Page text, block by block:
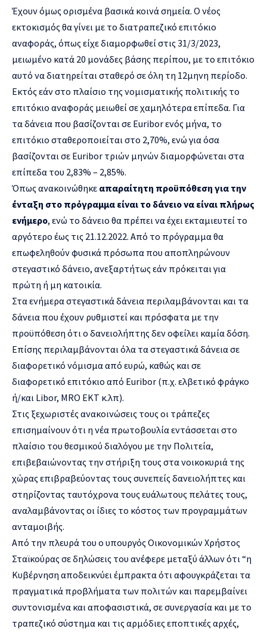
Έχουν όμως ορισμένα βασικά κοινά σημεία. Ο νέος
εκτοκισμός θα γίνει με το διατραπεζικό επιτόκιο
αναφοράς, όπως είχε διαμορφωθεί στις 31/3/2023,
μειωμένο κατά 20 μονάδες βάσης περίπου, με το επιτόκιο
αυτό να διατηρείται σταθερό σε όλη τη 12μηνη περίοδο.
Εκτός εάν στο πλαίσιο της νομισματικής πολιτικής το
επιτόκιο αναφοράς μειωθεί σε χαμηλότερα επίπεδα. Για
τα δάνεια που βασίζονται σε Euribor ενός μήνα, το
επιτόκιο σταθεροποιείται στο 2,70%, ενώ για όσα
βασίζονται σε Euribor τριών μηνών διαμορφώνεται στα
επίπεδα του 2,83% – 2,85%.
Όπως ανακοινώθηκε απαραίτητη προϋπόθεση για την
ένταξη στο πρόγραμμα είναι το δάνειο να είναι πλήρως
ενήμερο, ενώ το δάνειο θα πρέπει να έχει εκταμιευτεί το
αργότερο έως τις 21.12.2022. Από το πρόγραμμα θα
επωφεληθούν φυσικά πρόσωπα που αποπληρώνουν
στεγαστικό δάνειο, ανεξαρτήτως εάν πρόκειται για
πρώτη ή μη κατοικία.
Στα ενήμερα στεγαστικά δάνεια περιλαμβάνονται και τα
δάνεια που έχουν ρυθμιστεί και πρόσφατα με την
προϋπόθεση ότι ο δανειολήπτης δεν οφείλει καμία δόση.
Επίσης περιλαμβάνονται όλα τα στεγαστικά δάνεια σε
διαφορετικό νόμισμα από ευρώ, καθώς και σε
διαφορετικό επιτόκιο από Euribor (π.χ. ελβετικό φράγκο
ή/και Libor, MRO EKΤ κ.λπ).
Στις ξεχωριστές ανακοινώσεις τους οι τράπεζες
επισημαίνουν ότι η νέα πρωτοβουλία εντάσσεται στο
πλαίσιο του θεσμικού διαλόγου με την Πολιτεία,
επιβεβαιώνοντας την στήριξη τους στα νοικοκυριά της
χώρας επιβραβεύοντας τους συνεπείς δανειολήπτες και
στηρίζοντας ταυτόχρονα τους ευάλωτους πελάτες τους,
αναλαμβάνοντας οι ίδιες το κόστος των προγραμμάτων
ανταμοιβής.
Από την πλευρά του ο υπουργός Οικονομικών Χρήστος
Σταϊκούρας σε δηλώσεις του ανέφερε μεταξύ άλλων ότι “η
Κυβέρνηση αποδεικνύει έμπρακτα ότι αφουγκράζεται τα
πραγματικά προβλήματα των πολιτών και παρεμβαίνει
συντονισμένα και αποφασιστικά, σε συνεργασία και με το
τραπεζικό σύστημα και τις αρμόδιες εποπτικές αρχές,